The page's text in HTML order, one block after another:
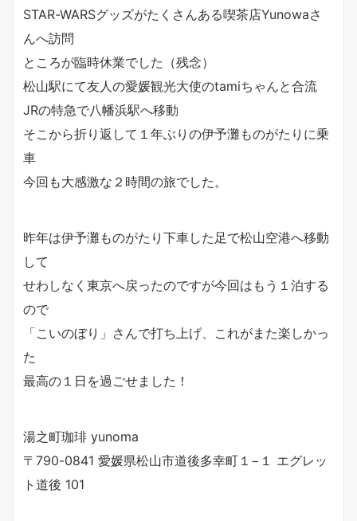
STAR-WARSグッズがたくさんある喫茶店Yunowaさ
んへ訪問
ところが臨時休業でした（残念）
松山駅にて友人の愛媛観光大使のtamiちゃんと合流
JRの特急で八幡浜駅へ移動
そこから折り返して１年ぶりの伊予灘ものがたりに乗
車
今回も大感激な２時間の旅でした。
昨年は伊予灘ものがたり下車した足で松山空港へ移動
して
せわしなく東京へ戻ったのですが今回はもう１泊する
ので
「こいのぼり」さんで打ち上げ、これがまた楽しかっ
た
最高の１日を過ごせました！
湯之町珈琲 yunoma
〒790-0841 愛媛県松山市道後多幸町１−１ エグレッ
ト道後 101